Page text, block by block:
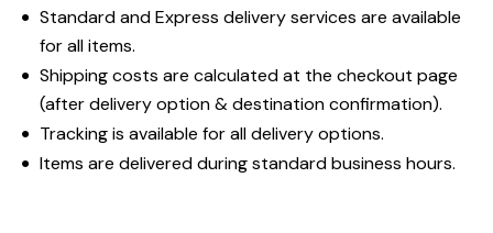
Standard and Express delivery services are available
for all items.
Shipping costs are calculated at the checkout page
(after delivery option & destination confirmation).
Tracking is available for all delivery options.
Items are delivered during standard business hours.